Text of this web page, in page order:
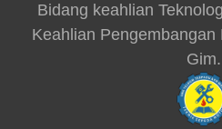
Bidang keahlian
Keahlian
Gim.